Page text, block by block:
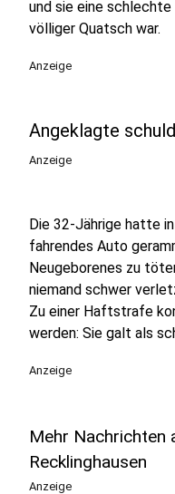
und sie eine
völliger Quatsch war.
Anzeige
Angeklagte
Anzeige
Die 32-Jährige hatte
fahrendes Auto
Neugeborenes zu
niemand schwer
Zu einer Haftstrafe
werden: Sie galt als
Anzeige
Mehr Nachrichten
Recklinghausen
Anzeige